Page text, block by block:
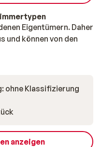
Eigentümern. Daher
und können von den
ohne Klassifizierung
anzeigen